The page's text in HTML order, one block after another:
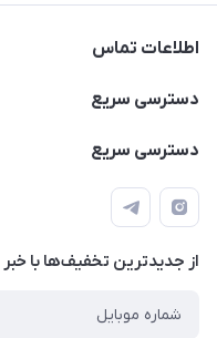
اطلاعات تماس
۰۹۳۵۶۰۴۰۳۶۵
سیمای ورزش
دسترسی سریع
اسکیت فلایینگ ایگل
اسکیت دخترانه
دسترسی سریع
اسکوتر برقی دخترانه
اسکیت روسز
اسکوتر
از جدید‌ترین تخفیف‌ها با‌